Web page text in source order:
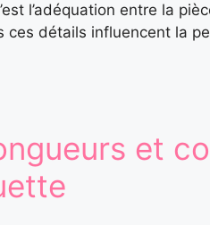
l’adéquation entre la
ces détails influencent la
et